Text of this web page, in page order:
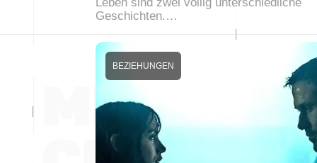
Geschichten.…
BEZIEHUNGEN